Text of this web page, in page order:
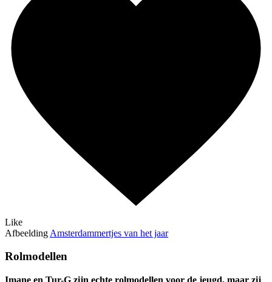
Like
Afbeelding Amsterdammertjes van het jaar
Rolmodellen
Imane en Tur-G zijn echte rolmodellen voor de jeugd, maar zij